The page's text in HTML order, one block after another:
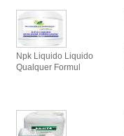
Npk Liquido Liquido
Qualquer Formul